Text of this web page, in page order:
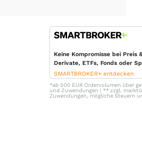
Keine Kompromisse bei Preis
Derivate, ETFs, Fonds oder
SMARTBROKER+ entdecken
*ab 500 EUR Ordervolumen über
und Zuwendungen | ** zzgl.
Zuwendungen, mögliche Steuern